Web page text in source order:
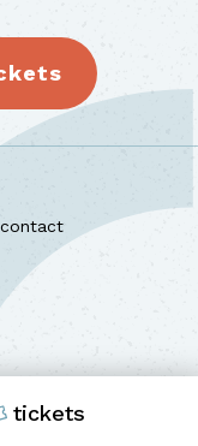
tickets
contact